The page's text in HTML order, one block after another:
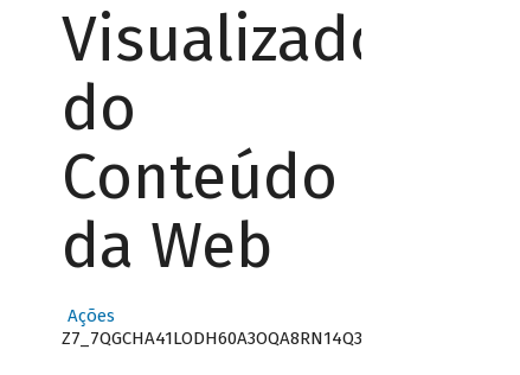
Visualizador
do
Conteúdo
da Web
Ações
Z7_7QGCHA41LODH60A3OQA8RN14Q3